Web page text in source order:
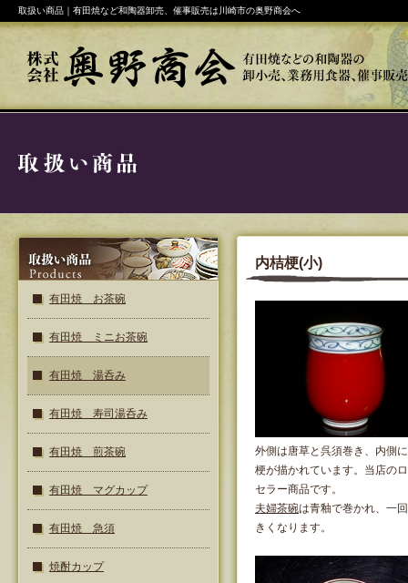
取扱い商品｜有田焼など和陶器卸売、催事販売は川崎市の奥野商会へ
内桔梗(小)
外側は唐草と呉須巻き、内側
梗が描かれています。当店の
セラー商品です。
夫婦茶碗は青釉で巻かれ、一
きくなります。
有田焼 お茶碗
有田焼 ミニお茶碗
有田焼 湯呑み
有田焼 寿司湯呑み
有田焼 煎茶碗
有田焼 マグカップ
有田焼 急須
焼酎カップ